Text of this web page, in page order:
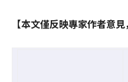
【本文僅反映專家作者意